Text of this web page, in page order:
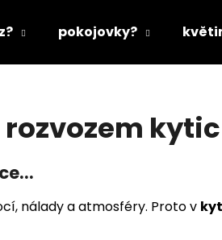
pokojovky?
nálady a atmosféry. Proto v
Doporučujeme